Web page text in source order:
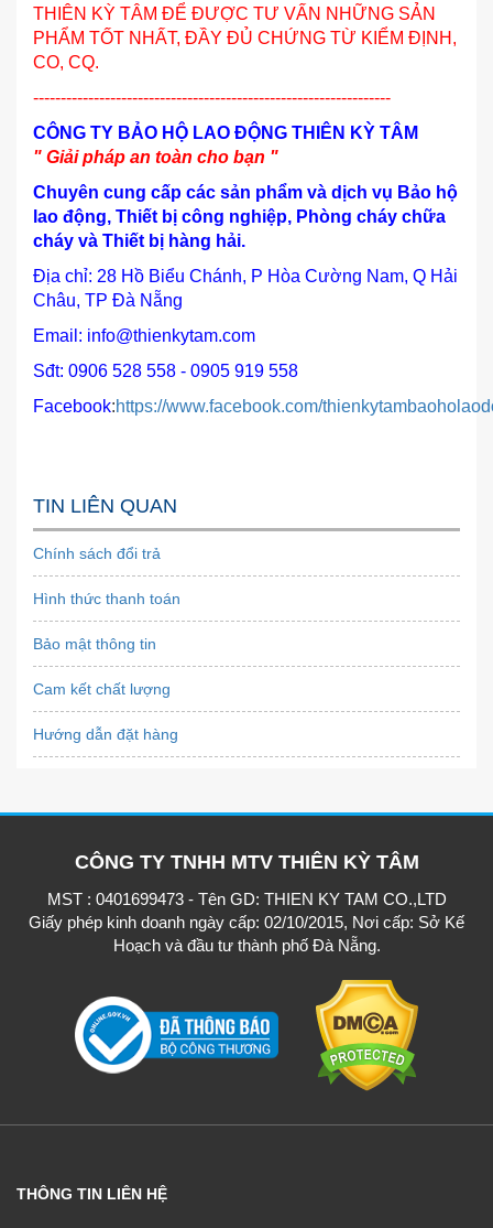
THIÊN KỲ TÂM ĐỂ ĐƯỢC TƯ VẤN NHỮNG SẢN
PHẨM TỐT NHẤT, ĐẦY ĐỦ CHỨNG TỪ KIỂM ĐỊNH,
CO, CQ.
-----------------------------------------------------------------
CÔNG TY BẢO HỘ LAO ĐỘNG THIÊN KỲ TÂM
" Giải pháp an toàn cho bạn "
Chuyên cung cấp các sản phẩm và dịch vụ Bảo hộ
lao động, Thiết bị công nghiệp, Phòng cháy chữa
cháy và Thiết bị hàng hải.
Địa chỉ: 28 Hồ Biểu Chánh, P Hòa Cường Nam, Q Hải
Châu, TP Đà Nẵng
Email: info@thienkytam.com
Sđt: 0906 528 558 - 0905 919 558
Facebook:https://www.facebook.com/
TIN LIÊN QUAN
Chính sách đổi trả
Hình thức thanh toán
Bảo mật thông tin
Cam kết chất lượng
Hướng dẫn đặt hàng
CÔNG TY TNHH MTV THIÊN KỲ TÂM
MST : 0401699473 - Tên GD: THIEN KY TAM CO.,LTD
Giấy phép kinh doanh ngày cấp: 02/10/2015, Nơi cấp: Sở Kế
Hoạch và đầu tư thành phố Đà Nẵng.
THÔNG TIN LIÊN HỆ